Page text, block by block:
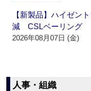
【新製品】ハイゼン
減 CSLベーリング
2026年08月07日 (金)
人事・組織